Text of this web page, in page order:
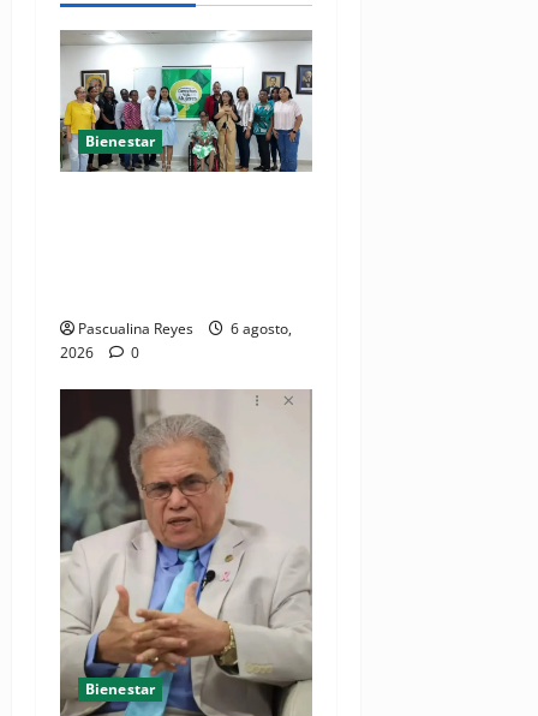
Bienestar
Pascualina Reyes
6 agosto,
2026
0
Bienestar